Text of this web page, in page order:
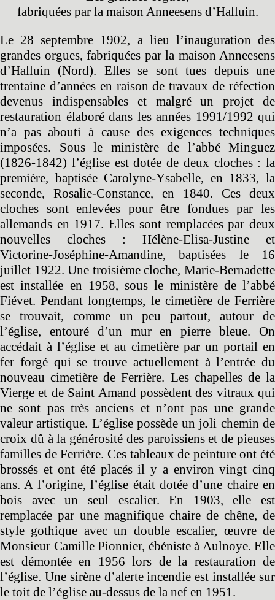
fabriquées par la maison Anneesens d’Halluin.
Le 28 septembre 1902, a lieu l’inauguration des
grandes orgues, fabriquées par la maison Anneesens
d’Halluin (Nord). Elles se sont tues depuis une
trentaine d’années en raison de travaux de réfection
devenus indispensables et malgré un projet de
restauration élaboré dans les années 1991/1992 qui
n’a pas abouti à cause des exigences techniques
imposées. Sous le ministère de l’abbé Minguez
(1826-1842) l’église est dotée de deux cloches : la
première, baptisée Carolyne-Ysabelle, en 1833, la
seconde, Rosalie-Constance, en 1840. Ces deux
cloches sont enlevées pour être fondues par les
allemands en 1917. Elles sont remplacées par deux
nouvelles cloches : Hélène-Elisa-Justine et
Victorine-Joséphine-Amandine, baptisées le 16
juillet 1922. Une troisième cloche, Marie-Bernadette
est installée en 1958, sous le ministère de l’abbé
Fiévet. Pendant longtemps, le cimetière de Ferrière
se trouvait, comme un peu partout, autour de
l’église, entouré d’un mur en pierre bleue. On
accédait à l’église et au cimetière par un portail en
fer forgé qui se trouve actuellement à l’entrée du
nouveau cimetière de Ferrière. Les chapelles de la
Vierge et de Saint Amand possèdent des vitraux qui
ne sont pas très anciens et n’ont pas une grande
valeur artistique. L’église possède un joli chemin de
croix dû à la générosité des paroissiens et de pieuses
familles de Ferrière. Ces tableaux de peinture ont été
brossés et ont été placés il y a environ vingt cinq
ans. A l’origine, l’église était dotée d’une chaire en
bois avec un seul escalier. En 1903, elle est
remplacée par une magnifique chaire de chêne, de
style gothique avec un double escalier, œuvre de
Monsieur Camille Pionnier, ébéniste à Aulnoye. Elle
est démontée en 1956 lors de la restauration de
l’église. Une sirène d’alerte incendie est installée sur
le toit de l’église au-dessus de la nef en 1951.